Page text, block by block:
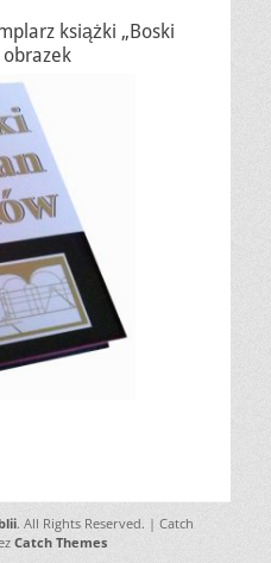
książki „Boski
. All Rights Reserved. | Catch
Catch Themes